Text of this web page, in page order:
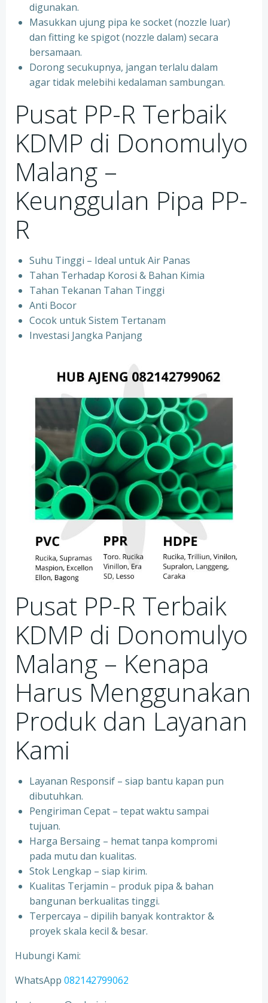
digunakan.
Masukkan ujung pipa ke socket (nozzle luar)
dan fitting ke spigot (nozzle dalam) secara
bersamaan.
Dorong secukupnya, jangan terlalu dalam
agar tidak melebihi kedalaman sambungan.
Pusat PP-R Terbaik
KDMP di Donomulyo
Malang –
Keunggulan Pipa PP-
R
Suhu Tinggi – Ideal untuk Air Panas
Tahan Terhadap Korosi & Bahan Kimia
Tahan Tekanan Tahan Tinggi
Anti Bocor
Cocok untuk Sistem Tertanam
Investasi Jangka Panjang
Pusat PP-R Terbaik
KDMP di Donomulyo
Malang – Kenapa
Harus Menggunakan
Produk dan Layanan
Kami
Layanan Responsif – siap bantu kapan pun
dibutuhkan.
Pengiriman Cepat – tepat waktu sampai
tujuan.
Harga Bersaing – hemat tanpa kompromi
pada mutu dan kualitas.
Stok Lengkap – siap kirim.
Kualitas Terjamin – produk pipa & bahan
bangunan berkualitas tinggi.
Terpercaya – dipilih banyak kontraktor &
proyek skala kecil & besar.
Hubungi Kami:
WhatsApp 082142799062